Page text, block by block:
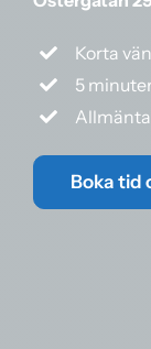
Korta
5
Boka tid